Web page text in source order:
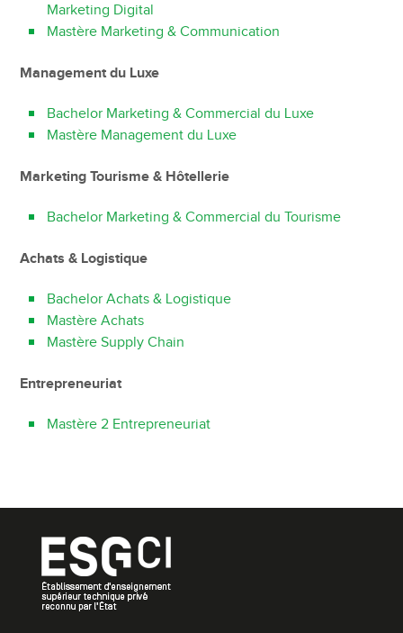
Marketing Digital
Mastère Marketing & Communication
Management du Luxe
Bachelor Marketing & Commercial du Luxe
Mastère Management du Luxe
Marketing Tourisme & Hôtellerie
Bachelor Marketing & Commercial du Tourisme
Achats & Logistique
Bachelor Achats & Logistique
Mastère Achats
Mastère Supply Chain
Entrepreneuriat
Mastère 2 Entrepreneuriat